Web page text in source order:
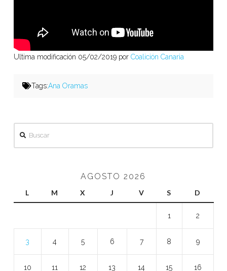
Ultima modificación 05/02/2019 por Coalición Canaria
Tags:Ana Oramas
AGOSTO 2026
L M X J V S D
1 2
3 4 5 6 7 8 9
10 11 12 13 14 15 16